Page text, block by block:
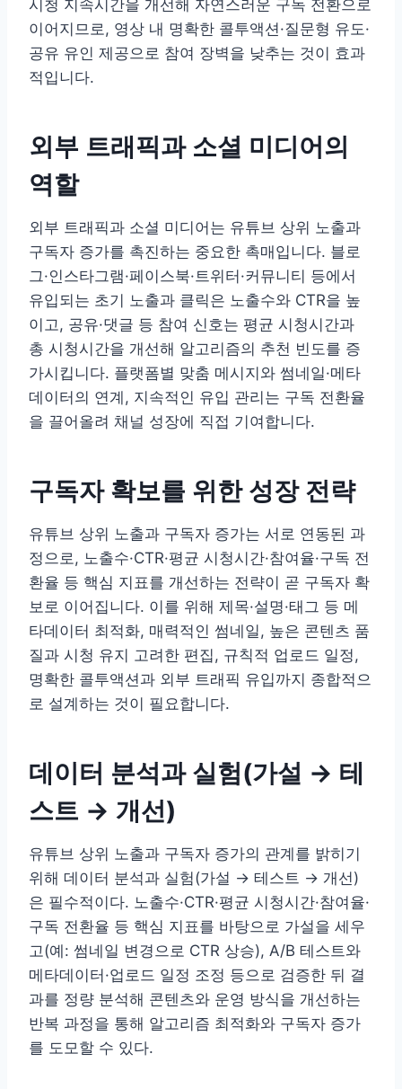
시청 지속시간을 개선해 자연스러운 구독 전환으로
이어지므로, 영상 내 명확한 콜투액션·질문형 유도·
공유 유인 제공으로 참여 장벽을 낮추는 것이 효과
적입니다.
외부 트래픽과 소셜 미디어의
역할
외부 트래픽과 소셜 미디어는 유튜브 상위 노출과
구독자 증가를 촉진하는 중요한 촉매입니다. 블로
그·인스타그램·페이스북·트위터·커뮤니티 등에서
유입되는 초기 노출과 클릭은 노출수와 CTR을 높
이고, 공유·댓글 등 참여 신호는 평균 시청시간과
총 시청시간을 개선해 알고리즘의 추천 빈도를 증
가시킵니다. 플랫폼별 맞춤 메시지와 썸네일·메타
데이터의 연계, 지속적인 유입 관리는 구독 전환율
을 끌어올려 채널 성장에 직접 기여합니다.
구독자 확보를 위한 성장 전략
유튜브 상위 노출과 구독자 증가는 서로 연동된 과
정으로, 노출수·CTR·평균 시청시간·참여율·구독 전
환율 등 핵심 지표를 개선하는 전략이 곧 구독자 확
보로 이어집니다. 이를 위해 제목·설명·태그 등 메
타데이터 최적화, 매력적인 썸네일, 높은 콘텐츠 품
질과 시청 유지 고려한 편집, 규칙적 업로드 일정,
명확한 콜투액션과 외부 트래픽 유입까지 종합적으
로 설계하는 것이 필요합니다.
데이터 분석과 실험(가설 → 테
스트 → 개선)
유튜브 상위 노출과 구독자 증가의 관계를 밝히기
위해 데이터 분석과 실험(가설 → 테스트 → 개선)
은 필수적이다. 노출수·CTR·평균 시청시간·참여율·
구독 전환율 등 핵심 지표를 바탕으로 가설을 세우
고(예: 썸네일 변경으로 CTR 상승), A/B 테스트와
메타데이터·업로드 일정 조정 등으로 검증한 뒤 결
과를 정량 분석해 콘텐츠와 운영 방식을 개선하는
반복 과정을 통해 알고리즘 최적화와 구독자 증가
를 도모할 수 있다.